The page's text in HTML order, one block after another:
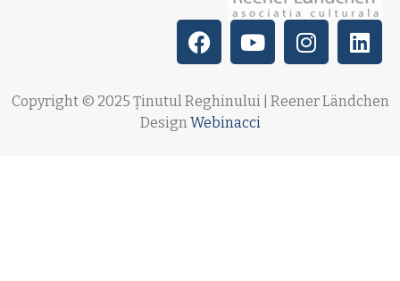
Copyright © 2025 Ținutul Reghinului | Reener Ländchen
DesignWebinacci